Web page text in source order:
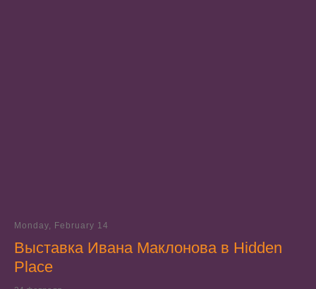
Monday, February 14
Выставка Ивана Маклонова в Hidden
Place